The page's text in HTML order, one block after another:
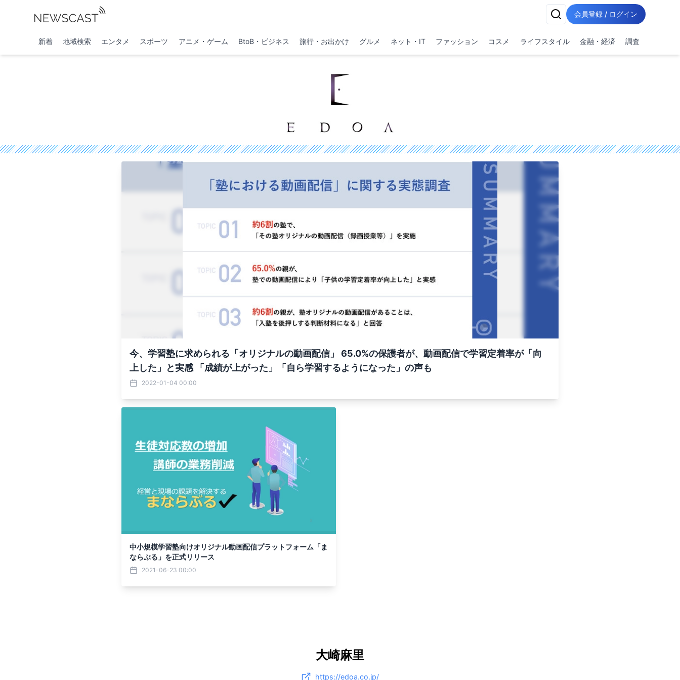
会員登録 / ログイン
新着 地域検索 エンタメ スポーツ アニメ・ゲーム BtoB・ビジネス 旅行・お出かけ グルメ ネット・IT ファッション コスメ ライフスタイル 金融・経済 調査
今、学習塾に求められる「オリジナルの動画配信」 65.0%の保護者が、動画配信で学習定着率が「向
上した」と実感 「成績が上がった」「自ら学習するようになった」の声も
2022-01-04 00:00
中小規模学習塾向けオリジナル動画配信プラットフォーム「ま
ならぶる」を正式リリース
2021-06-23 00:00
大崎麻里
https://edoa.co.jp/